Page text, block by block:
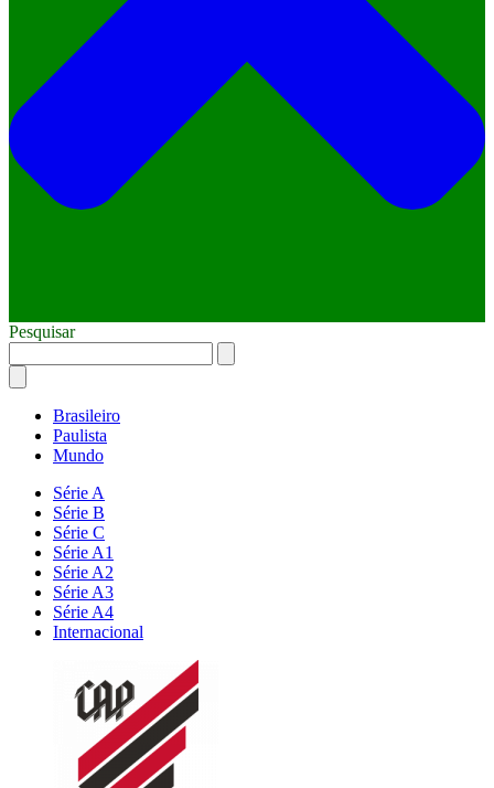
Pesquisar
Brasileiro
Paulista
Mundo
Série A
Série B
Série C
Série A1
Série A2
Série A3
Série A4
Internacional